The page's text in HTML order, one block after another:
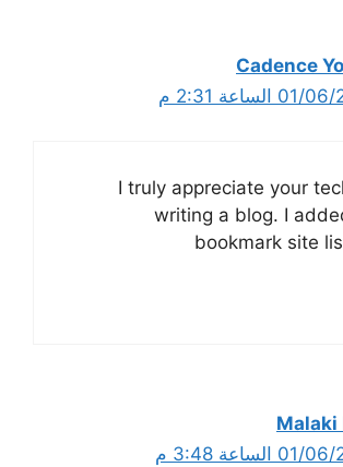
Cadence
الساعة 2:31 م
I truly appreciate your
writing a blog. I
bookmark site
Malaki
الساعة 3:48 م